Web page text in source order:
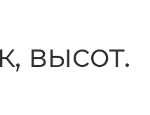
высот.